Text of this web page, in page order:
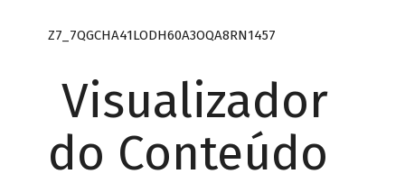
Z7_7QGCHA41LODH60A3OQA8RN1457
Visualizador
do Conteúdo